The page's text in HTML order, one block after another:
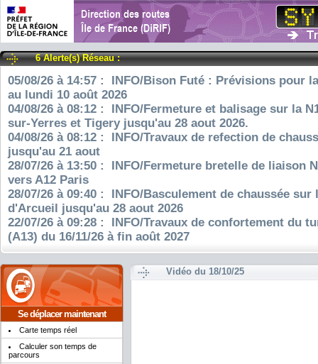
6 Alerte(s) Réseau :
05/08/26 à 14:57 : INFO/Bison Futé : Prévisions pour
au lundi 10 août 2026
04/08/26 à 08:12 : INFO/Fermeture et balisage sur la
sur-Yerres et Tigery jusqu'au 28 aout 2026.
04/08/26 à 08:12 : INFO/Travaux de refection de
jusqu'au 21 aout
28/07/26 à 13:50 : INFO/Fermeture bretelle de liaison
vers A12 Paris
28/07/26 à 09:40 : INFO/Basculement de chaussée sur
d'Arcueil jusqu'au 28 aout 2026
22/07/26 à 09:28 : INFO/Travaux de confortement du
(A13) du 16/11/26 à fin août 2027
Se déplacer maintenant
Carte temps réel
Calculer son temps de
parcours
Vidéo du 18/10/25